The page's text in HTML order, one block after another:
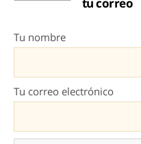
Tu nombre
Tu correo electrónico